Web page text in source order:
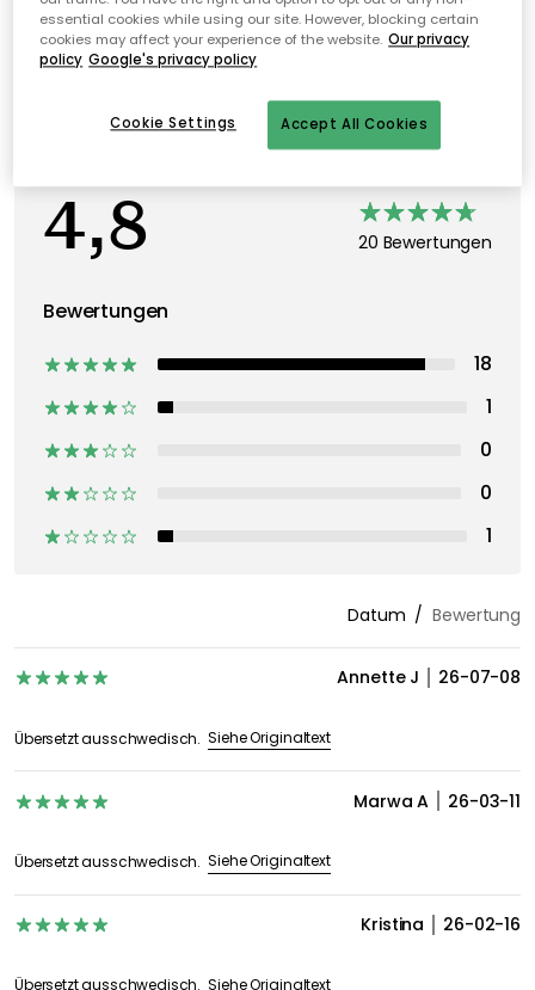
Bewertungen
4,8 20 Bewertungen
Bewertungen
18
1
0
0
1
Datum Bewertung
Annette J 26-07-08
Übersetzt ausschwedisch. Siehe Originaltext
Marwa A 26-03-11
Übersetzt ausschwedisch. Siehe Originaltext
Kristina 26-02-16
Übersetzt ausschwedisch. Siehe Originaltext
essential cookies while using our site. However, blocking certain
cookies may affect your experience of the website. Our privacy
policy Google's privacy policy
Accept All Cookies
Cookie Settings